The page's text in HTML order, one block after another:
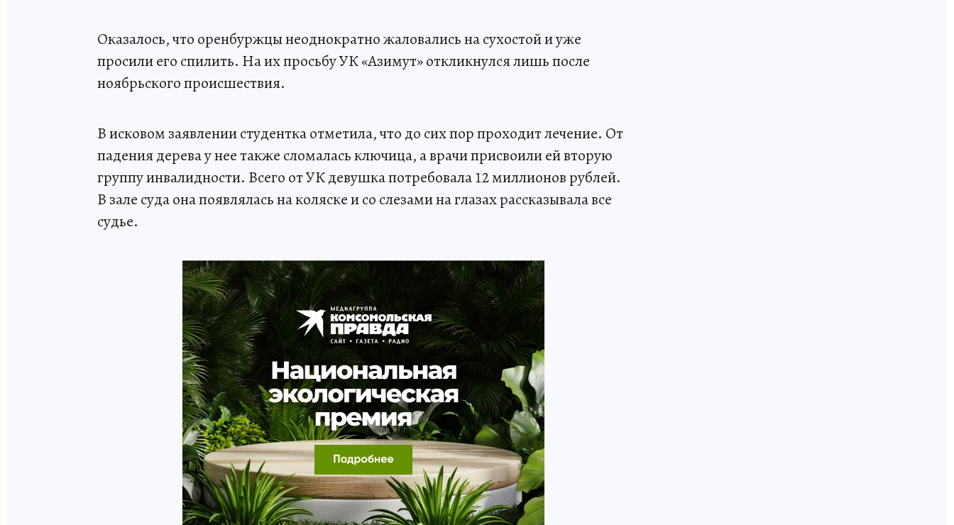
Оказалось, что оренбуржцы неоднократно жаловались на сухостой и уже
просили его спилить. На их просьбу УК «Азимут» откликнулся лишь после
ноябрьского происшествия.
В исковом заявлении студентка отметила, что до сих пор проходит лечение. От
падения дерева у нее также сломалась ключица, а врачи присвоили ей вторую
группу инвалидности. Всего от УК девушка потребовала 12 миллионов рублей.
В зале суда она появлялась на коляске и со слезами на глазах рассказывала все
судье.